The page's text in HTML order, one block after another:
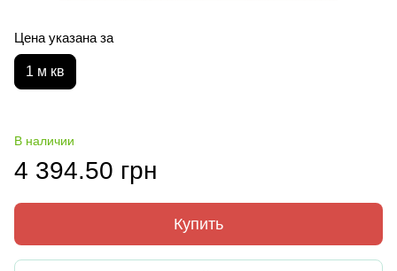
Цена указана за
1 м кв
В наличии
4 394.50 грн
Купить